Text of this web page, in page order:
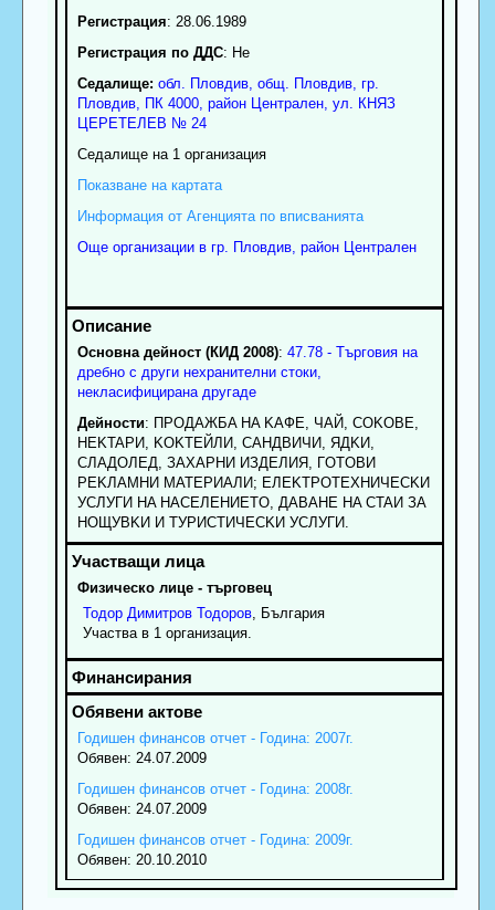
Регистрация: 28.06.1989
Регистрация по ДДС: Нe
Седалище: обл. Пловдив, общ. Пловдив, гр.
Пловдив, ПК 4000, район Централен, ул. КНЯЗ
ЦЕРЕТЕЛЕВ № 24
Седалище на 1 организация
Показване на картата
Информация от Агенцията по вписванията
Още организации в гр. Пловдив, район Централен
Основна дейност (КИД 2008): 47.78 - Търговия на
дребно с други нехранителни стоки,
некласифицирана другаде
Дейности: ПPOДAЖБA HA KAФE, ЧAЙ, COKOBE,
HEKTAPИ, KOKTEЙЛИ, CAHДBИЧИ, ЯДKИ,
CЛAДOЛEД, ЗAXAPHИ ИЗДEЛИЯ, ГOTOBИ
PEKЛAMHИ MATEPИAЛИ; EЛEKTPOTEXHИЧECKИ
УCЛУГИ HA HACEЛEHИETO, ДABAHE HA CTAИ ЗA
HOЩУBKИ И TУPИCTИЧECKИ УCЛУГИ.
Физическо лице - търговец
Тодор Димитров Тодоров, България
Участва в 1 организация.
Годишен финансов отчет - Година: 2007г.
Обявен: 24.07.2009
Годишен финансов отчет - Година: 2008г.
Обявен: 24.07.2009
Годишен финансов отчет - Година: 2009г.
Обявен: 20.10.2010